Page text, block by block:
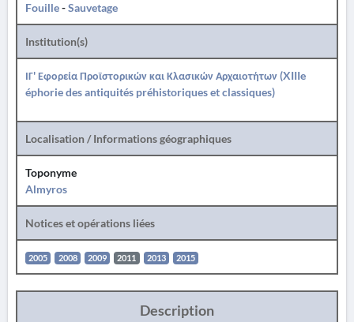
Fouille-Sauvetage
Institution(s)
ΙΓ' Εφορεία Προϊστορικών και Κλασικών Αρχαιοτήτων (XIIIe
éphorie des antiquités préhistoriques et classiques)
Localisation / Informations géographiques
Toponyme
Almyros
Notices et opérations liées
2005 2008 2009 2011 2013 2015
Description